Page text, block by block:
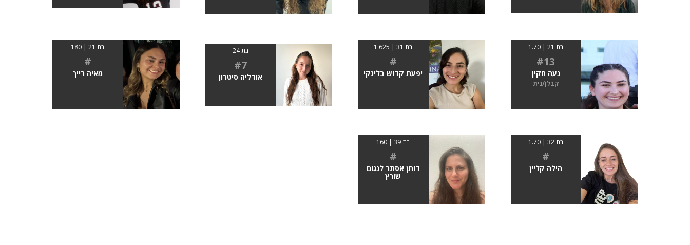
בת 21 | 1.70
#13
נעה חקין
קבלן/נית
בת 31 | 1.625
#
יפעת קדוש בלינקי
בת 24
#7
אודליה סיטרון
בת 21 | 180
#
מאיה רייך
בת 32 | 1.70
#
הילה קליין
בת 39 | 160
#
דותן אסתר לנגום
שורץ